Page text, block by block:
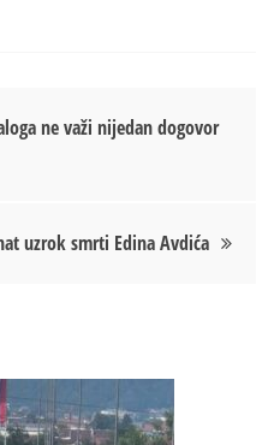
ne važi nijedan dogovor
uzrok smrti Edina Avdića